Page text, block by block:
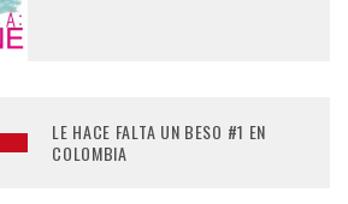
LE HACE FALTA UN BESO #1 EN
COLOMBIA